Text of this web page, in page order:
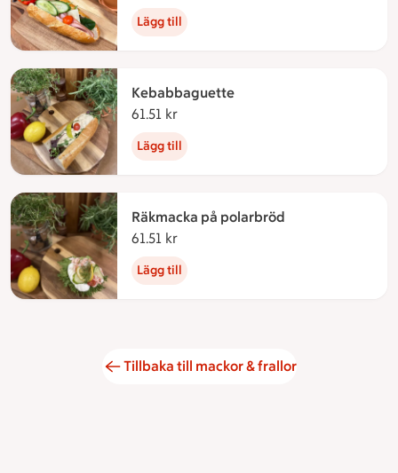
Lägg till
Kebabbaguette
61.51 kr
Lägg till
Räkmacka på polarbröd
61.51 kr
Lägg till
Tillbaka till mackor & frallor